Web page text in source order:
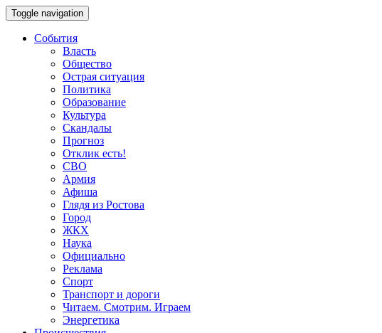
Toggle navigation
События
Власть
Общество
Острая ситуация
Политика
Образование
Культура
Скандалы
Прогноз
Отклик есть!
СВО
Армия
Афиша
Глядя из Ростова
Город
ЖКХ
Наука
Официально
Реклама
Спорт
Транспорт и дороги
Читаем. Смотрим. Играем
Энергетика